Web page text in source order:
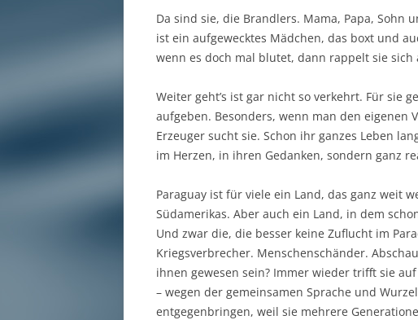
Da sind sie, die Brandlers. Mama, Papa, Sohn
ist ein aufgewecktes Mädchen, das boxt und
wenn es doch mal blutet, dann rappelt sie
Weiter geht’s ist gar nicht so verkehrt. Für sie
aufgeben. Besonders, wenn man den eigenen
Erzeuger sucht sie. Schon ihr ganzes Leben
im Herzen, in ihren Gedanken, sondern ganz
Paraguay ist für viele ein Land, das ganz weit
Südamerikas. Aber auch ein Land, in dem
Und zwar die, die besser keine Zuflucht im
Kriegsverbrecher. Menschenschänder.
ihnen gewesen sein? Immer wieder trifft sie
– wegen der gemeinsamen Sprache und
entgegenbringen, weil sie mehrere